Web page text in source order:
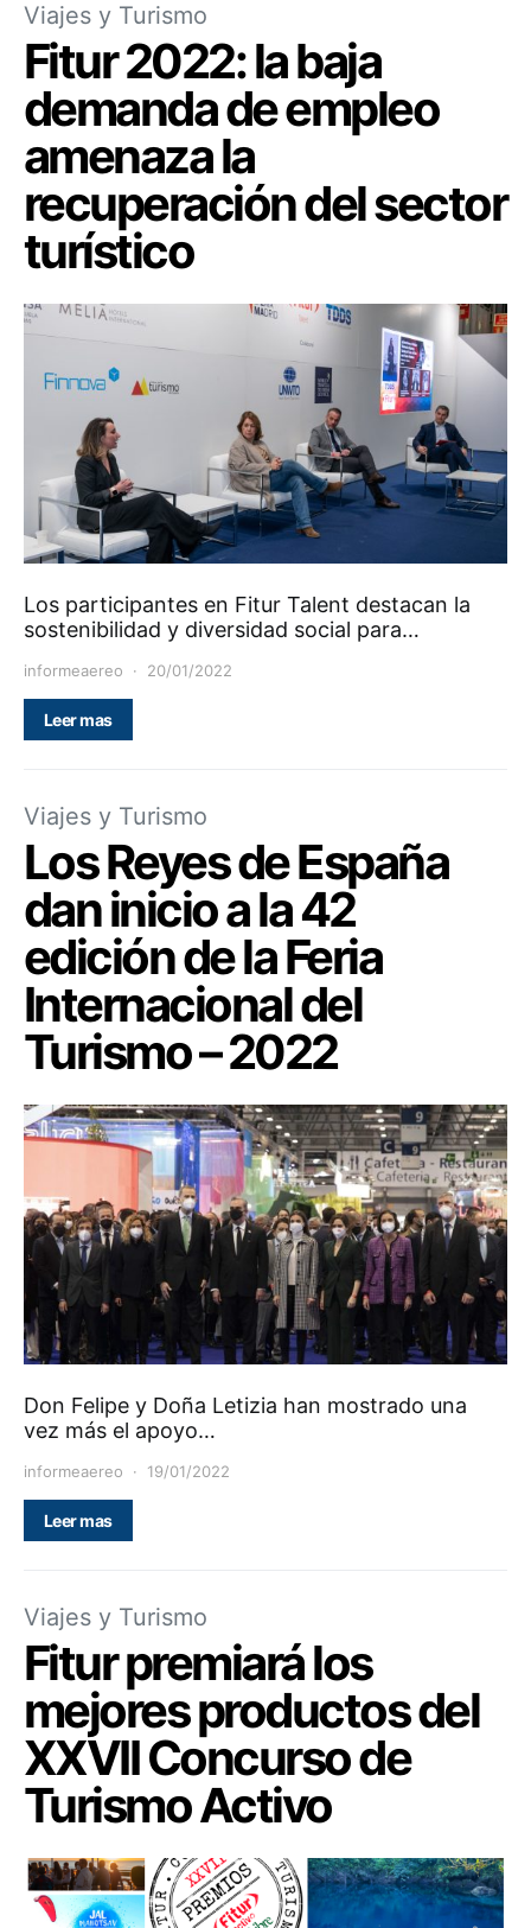
Viajes y Turismo
Fitur 2022: la baja
demanda de empleo
amenaza la
recuperación del sector
turístico
Los participantes en Fitur Talent destacan la
sostenibilidad y diversidad social para…
informeaereo 20/01/2022
Leer mas
Viajes y Turismo
Los Reyes de España
dan inicio a la 42
edición de la Feria
Internacional del
Turismo – 2022
Don Felipe y Doña Letizia han mostrado una
vez más el apoyo…
informeaereo 19/01/2022
Leer mas
Viajes y Turismo
Fitur premiará los
mejores productos del
XXVII Concurso de
Turismo Activo